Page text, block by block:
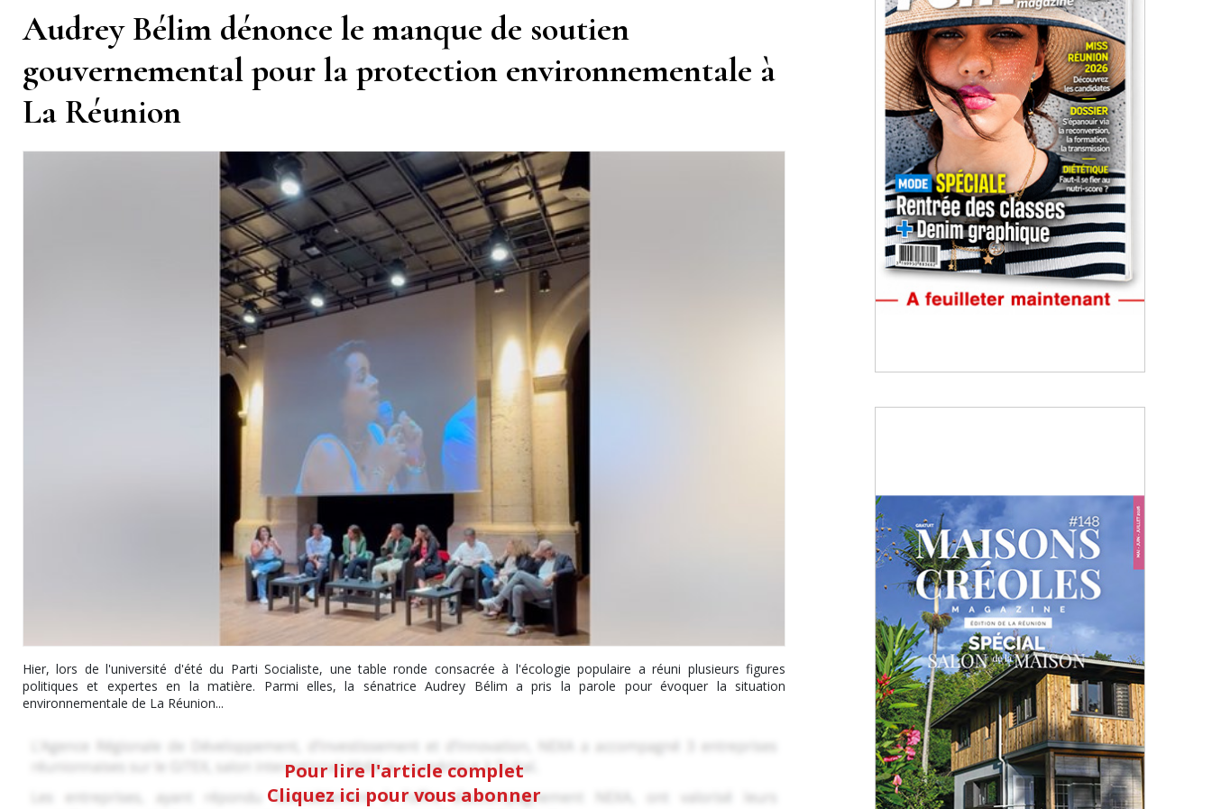
Audrey Bélim dénonce le manque de soutien
gouvernemental pour la protection environnementale à
La Réunion
Hier, lors de l'université d'été du Parti Socialiste, une table ronde consacrée à l'écologie populaire a réuni plusieurs figures
politiques et expertes en la matière. Parmi elles, la sénatrice Audrey Bélim a pris la parole pour évoquer la situation
environnementale de La Réunion...
Pour lire l'article complet
Cliquez ici pour vous abonner